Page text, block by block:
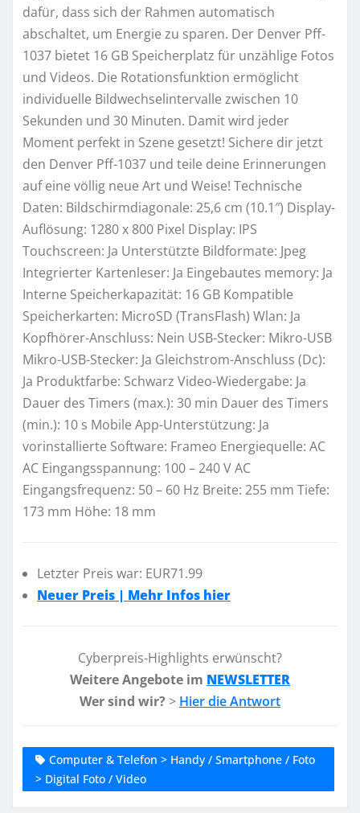
dafür, dass sich der Rahmen automatisch
abschaltet, um Energie zu sparen. Der Denver Pff-
1037 bietet 16 GB Speicherplatz für unzählige Fotos
und Videos. Die Rotationsfunktion ermöglicht
individuelle Bildwechselintervalle zwischen 10
Sekunden und 30 Minuten. Damit wird jeder
Moment perfekt in Szene gesetzt! Sichere dir jetzt
den Denver Pff-1037 und teile deine Erinnerungen
auf eine völlig neue Art und Weise! Technische
Daten: Bildschirmdiagonale: 25,6 cm (10.1″) Display-
Auflösung: 1280 x 800 Pixel Display: IPS
Touchscreen: Ja Unterstützte Bildformate: Jpeg
Integrierter Kartenleser: Ja Eingebautes memory: Ja
Interne Speicherkapazität: 16 GB Kompatible
Speicherkarten: MicroSD (TransFlash) Wlan: Ja
Kopfhörer-Anschluss: Nein USB-Stecker: Mikro-USB
Mikro-USB-Stecker: Ja Gleichstrom-Anschluss (Dc):
Ja Produktfarbe: Schwarz Video-Wiedergabe: Ja
Dauer des Timers (max.): 30 min Dauer des Timers
(min.): 10 s Mobile App-Unterstützung: Ja
vorinstallierte Software: Frameo Energiequelle: AC
AC Eingangsspannung: 100 – 240 V AC
Eingangsfrequenz: 50 – 60 Hz Breite: 255 mm Tiefe:
173 mm Höhe: 18 mm
Letzter Preis war: EUR71.99
Neuer Preis | Mehr Infos hier
Cyberpreis-Highlights erwünscht?
Weitere Angebote im NEWSLETTER
Wer sind wir? > Hier die Antwort
Computer & Telefon > Handy / Smartphone / Foto
> Digital Foto / Video